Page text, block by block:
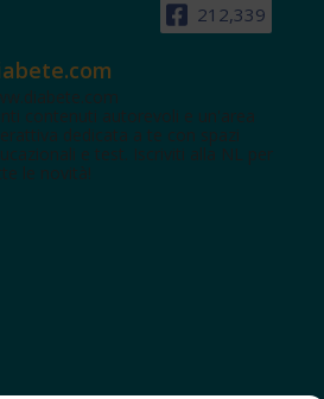
212,339
contenuti autorevoli e un'area
dedicata a te con spazi
e test. Iscriviti alla NL per
le novità!